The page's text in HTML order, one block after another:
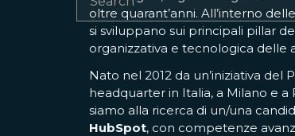
oltre quarant’anni. All’interno
si sviluppano sui principali pillar
organizzativa e tecnologica delle
Nato nel 2012 da un’iniziativa
headquarter in Italia, a Milano e
siamo alla ricerca di un/una
HubSpot, con competenze